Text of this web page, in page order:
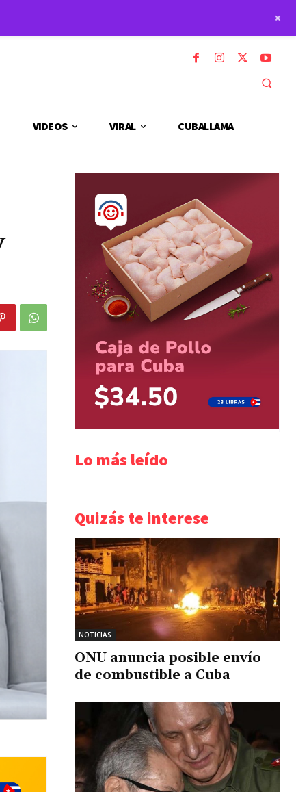
VIDEOS VIRAL CUBALLAMA
Lo más leído
Quizás te interese
NOTICIAS
ONU anuncia posible envío
de combustible a Cuba
+